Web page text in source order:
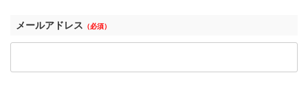
メールアドレス （必須）